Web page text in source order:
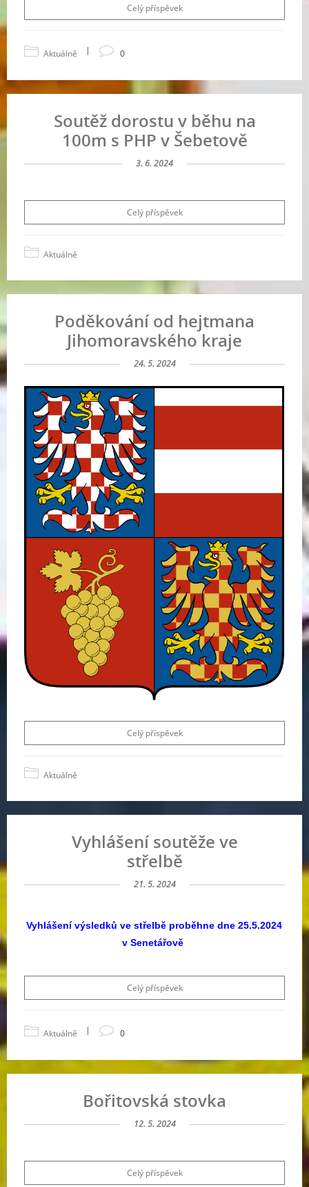
Celý příspěvek
Aktuálně | 0
Soutěž dorostu v běhu na
100m s PHP v Šebetově
3. 6. 2024
Celý příspěvek
Aktuálně
Poděkování od hejtmana
Jihomoravského kraje
24. 5. 2024
Celý příspěvek
Aktuálně
Vyhlášení soutěže ve
střelbě
21. 5. 2024
Vyhlášení výsledků ve střelbě proběhne dne 25.5.2024
v Senetářově
Celý příspěvek
Aktuálně | 0
Bořitovská stovka
12. 5. 2024
Celý příspěvek